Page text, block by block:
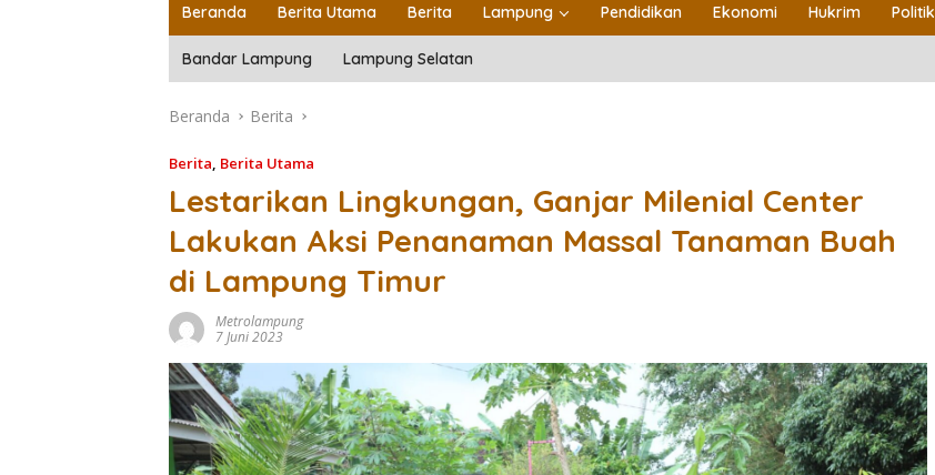
Beranda Berita Utama Berita Lampung Pendidikan Ekonomi Hukrim Politik
Bandar Lampung Lampung Selatan
Beranda Berita
Berita, Berita Utama
Lestarikan Lingkungan, Ganjar Milenial Center
Lakukan Aksi Penanaman Massal Tanaman Buah
di Lampung Timur
Metrolampung
7 Juni 2023